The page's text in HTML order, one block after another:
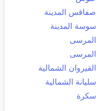
صفاقس المدينة
سوسة المدينة
المرسى
المرسى
القيروان الشمالية
سليانة الشمالية
سكرة